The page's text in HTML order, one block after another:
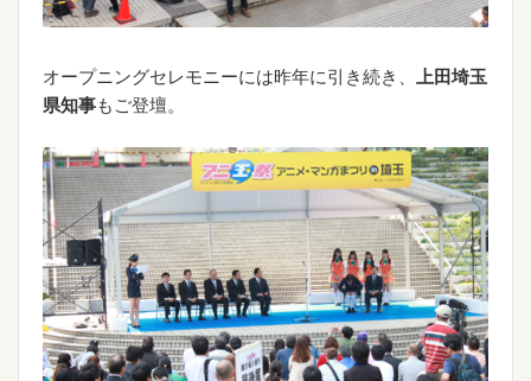
オープニングセレモニーには昨年に引き続き、
上田埼玉
県知事もご登壇。